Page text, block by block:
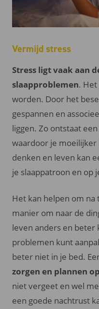
Vermijd stress
Stress ligt vaak aan
slaapproblemen. Het
worden. Door het
gespannen en
liggen. Zo ontstaat
waardoor je moeilijker
denken en leven kan
je slaappatroon en op
Het kan helpen om
manier om naar de
leven anders en beter
problemen kunt
beter niet in je bed.
zorgen en plannen
niet vergeet en wel
een goede nachtrust